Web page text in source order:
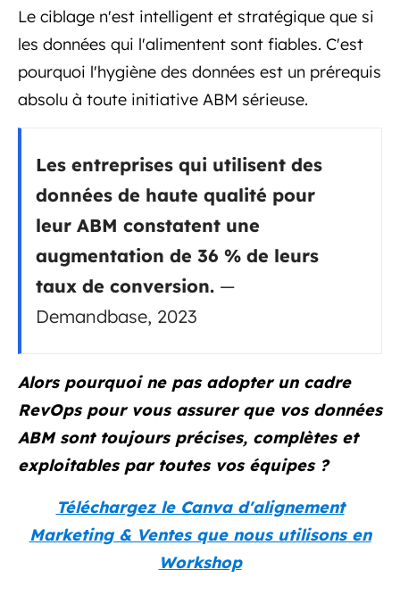
Le ciblage n'est intelligent et stratégique que si
les données qui l'alimentent sont fiables. C'est
pourquoi l'hygiène des données est un prérequis
absolu à toute initiative ABM sérieuse.
Les entreprises qui utilisent des
données de haute qualité pour
leur ABM constatent une
augmentation de 36 % de leurs
taux de conversion. —
Demandbase, 2023
Alors pourquoi ne pas adopter un cadre
RevOps pour vous assurer que vos données
ABM sont toujours précises, complètes et
exploitables par toutes vos équipes ?
Téléchargez le Canva d'alignement
Marketing & Ventes que nous utilisons en
Workshop